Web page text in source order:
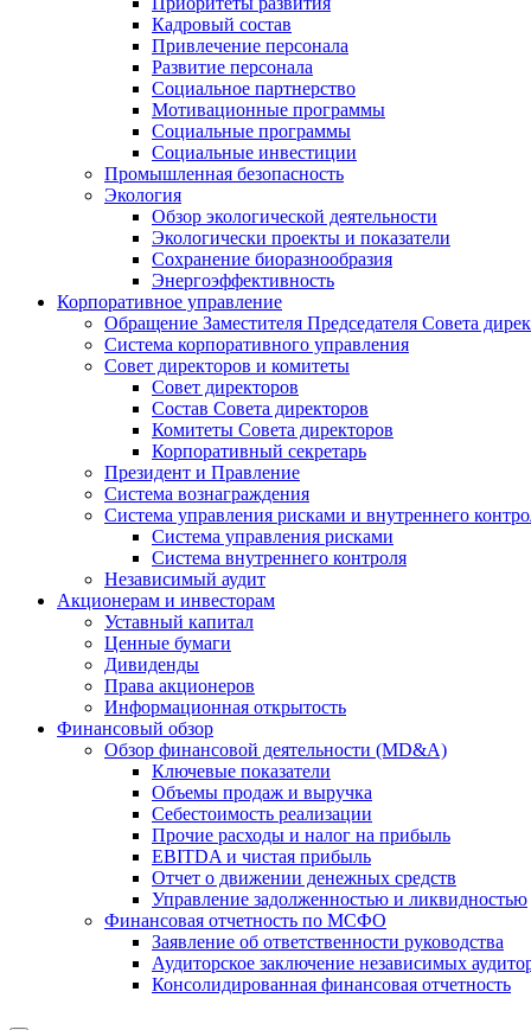
Кадровый состав
Привлечение персонала
Развитие персонала
Социальное партнерство
Мотивационные программы
Социальные программы
Социальные инвестиции
Промышленная безопасность
Экология
Обзор экологической деятельности
Экологически проекты и показатели
Сохранение биоразнообразия
Энергоэффективность
Корпоративное управление
Обращение Заместителя Председателя Совета
Система корпоративного управления
Совет директоров и комитеты
Совет директоров
Состав Совета директоров
Комитеты Совета директоров
Корпоративный секретарь
Президент и Правление
Система вознаграждения
Система управления рисками и внутреннего
Система управления рисками
Система внутреннего контроля
Независимый аудит
Акционерам и инвесторам
Уставный капитал
Ценные бумаги
Дивиденды
Права акционеров
Информационная открытость
Финансовый обзор
Обзор финансовой деятельности (MD&A)
Ключевые показатели
Объемы продаж и выручка
Себестоимость реализации
Прочие расходы и налог на прибыль
EBITDA и чистая прибыль
Отчет о движении денежных средств
Управление задолженностью и ликвидностью
Финансовая отчетность по МСФО
Заявление об ответственности руководства
Аудиторское заключение независимых
Консолидированная финансовая отчетность